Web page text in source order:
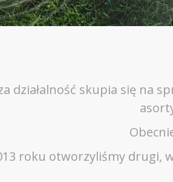
działalność skupia się na
roku otworzyliśmy drugi,